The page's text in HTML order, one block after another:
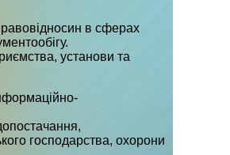
в сферах
установи та
господарства, охорони